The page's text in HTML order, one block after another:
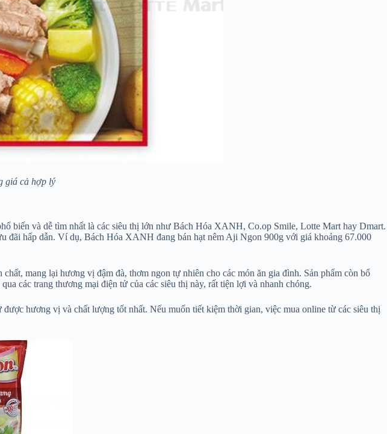
giá cả hợp lý
biến và dễ tìm nhất là các siêu thị lớn như Bách Hóa XANH, Co.op Smile, Lotte Mart hay Dmart.
đãi hấp dẫn. Ví dụ, Bách Hóa XANH đang bán hạt nêm Aji Ngon 900g với giá khoảng 67.000
mang lại hương vị đậm đà, thơm ngon tự nhiên cho các món ăn gia đình. Sản phẩm còn bổ
các trang thương mại điện tử của các siêu thị này, rất tiện lợi và nhanh chóng.
hương vị và chất lượng tốt nhất. Nếu muốn tiết kiệm thời gian, việc mua online từ các siêu thị